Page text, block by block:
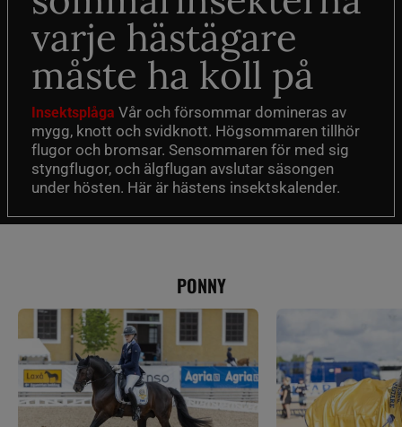
varje hästägare
måste ha koll på
Insektsplåga Vår och försommar domineras av
mygg, knott och svidknott. Högsommaren tillhör
flugor och bromsar. Sensommaren för med sig
styngflugor, och älgflugan avslutar säsongen
under hösten. Här är hästens insektskalender.
PONNY